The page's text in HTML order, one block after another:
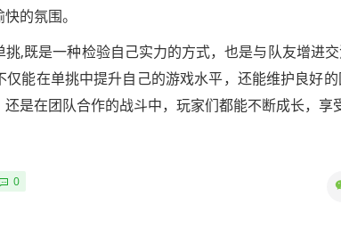
的氛围。
,既是一种检验自己实力的方式，也是与队友增进
能在单挑中提升自己的游戏水平，还能维护良好
是在团队合作的战斗中，玩家们都能不断成长，享
0